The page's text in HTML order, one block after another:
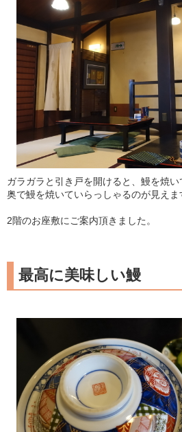
ガラガラと引き戸を開けると、鰻を焼
奥で鰻を焼いていらっしゃるのが見えま
2階のお座敷にご案内頂きました。
最高に美味しい鰻